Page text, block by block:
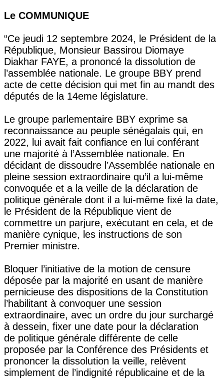
Le COMMUNIQUE
“Ce jeudi 12 septembre 2024, le Président de la
République, Monsieur Bassirou Diomaye
Diakhar FAYE, a prononcé la dissolution de
l’assemblée nationale. Le groupe BBY prend
acte de cette décision qui met fin au mandt des
députés de la 14eme législature.
Le groupe parlementaire BBY exprime sa
reconnaissance au peuple sénégalais qui, en
2022, lui avait fait confiance en lui conférant
une majorité à l’Assemblée nationale. En
décidant de dissoudre l’Assemblée nationale en
pleine session extraordinaire qu’il a lui-même
convoquée et a la veille de la déclaration de
politique générale dont il a lui-même fixé la date,
le Président de la République vient de
commettre un parjure, exécutant en cela, et de
manière cynique, les instructions de son
Premier ministre.
Bloquer l’initiative de la motion de censure
déposée par la majorité en usant de manière
pernicieuse des dispositions de la Constitution
l’habilitant à convoquer une session
extraordinaire, avec un ordre du jour surchargé
à dessein, fixer une date pour la déclaration
de politique générale différente de celle
proposée par la Conférence des Présidents et
prononcer la dissolution la veille, relèvent
simplement de l’indignité républicaine et de la